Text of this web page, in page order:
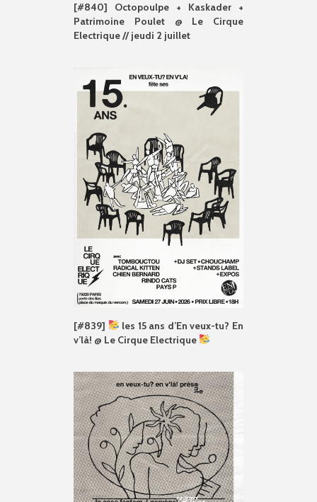
[#840] Octopoulpe + Kaskader +
Patrimoine Poulet @ Le Cirque
Electrique // jeudi 2 juillet
[#839]
les 15 ans d’En veux-tu? En
v’là! @ Le Cirque Electrique